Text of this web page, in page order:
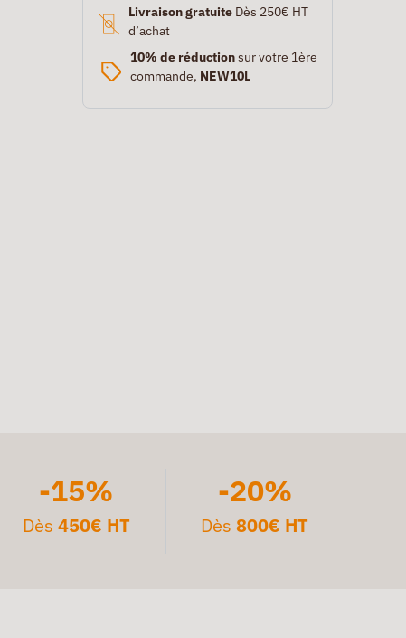
Livraison gratuiteDès 250€ HT
d’achat
10% de réductionsur votre 1ère
commande, NEW10L
-15%
Dès 450€ HT
-20%
Dès800€ HT